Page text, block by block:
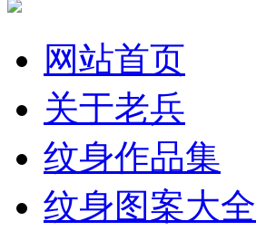
网站首页
关于老兵
纹身作品集
纹身图案大全